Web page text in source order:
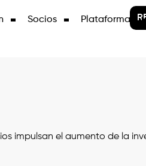
Socios Plataformas
impulsan el aumento de la